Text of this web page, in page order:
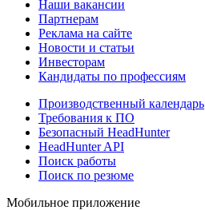
Наши вакансии
Партнерам
Реклама на сайте
Новости и статьи
Инвесторам
Кандидаты по профессиям
Производственный календарь
Требования к ПО
Безопасный HeadHunter
HeadHunter API
Поиск работы
Поиск по резюме
Мобильное приложение